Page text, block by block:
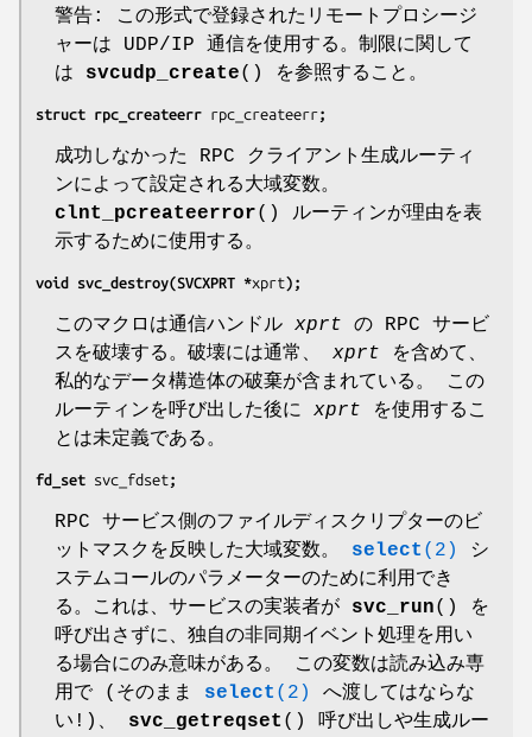
警告: この形式で登録されたリモートプロシージ
ャーは UDP/IP 通信を使用する。制限に関して
は svcudp_create() を参照すること。
struct rpc_createerr rpc_createerr;
成功しなかった RPC クライアント生成ルーティ
ンによって設定される大域変数。
clnt_pcreateerror() ルーティンが理由を表
示するために使用する。
void svc_destroy(SVCXPRT *xprt);
このマクロは通信ハンドル xprt の RPC サービ
スを破壊する。破壊には通常、 xprt を含めて、
私的なデータ構造体の破棄が含まれている。 この
ルーティンを呼び出した後に xprt を使用するこ
とは未定義である。
fd_set svc_fdset;
RPC サービス側のファイルディスクリプターのビ
ットマスクを反映した大域変数。 select (2)
シ
ステムコールのパラメーターのために利用でき
る。これは、サービスの実装者が svc_run() を
呼び出さずに、独自の非同期イベント処理を用い
る場合にのみ意味がある。 この変数は読み込み専
用で (そのまま select (2)
へ渡してはならな
い!)、 svc_getreqset () 呼び出しや生成ルー